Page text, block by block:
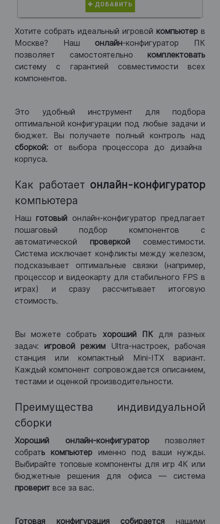
ДОБАВИТЬ
Хотите собрать идеальный игровой компьютер в
Москве? Нашонлайн-конфигуратор ПК
позволяет самостоятельно комплектовать
систему с гарантией совместимости всех
компонентов.
Это удобный инструмент для подбора
оптимальной конфигурации под любые задачи и
бюджет. Вы получаете полный контроль над
сборкой: от выбора процессора до дизайна
корпуса.
Как работает онлайн-конфигуратор
компьютера
Нашготовый онлайн-конфигуратор предлагает
пошаговый подбор компонентов с
автоматической проверкой совместимости.
Система исключает конфликты между железом,
подсказывает оптимальные связки (например,
процессор и видеокарту для стабильного FPS в
играх) и сразу рассчитывает итоговую
стоимость.
Вы можете собрать хороший ПКдля разных
задач: игровой режим Ultra-настроек, рабочая
станция или компактный Mini-ITX вариант.
Каждый компонент сопровождается описанием,
тестами и оценкой производительности.
Преимущества индивидуальной
сборки
Хороший онлайн-конфигураторпозволяет
собрать компьютер именно под ваши нужды.
Выбирайте топовые компоненты для игр 4К или
бюджетные решения для офиса — система
проверит все за вас.
Готовая конфигурация собираетсянашими